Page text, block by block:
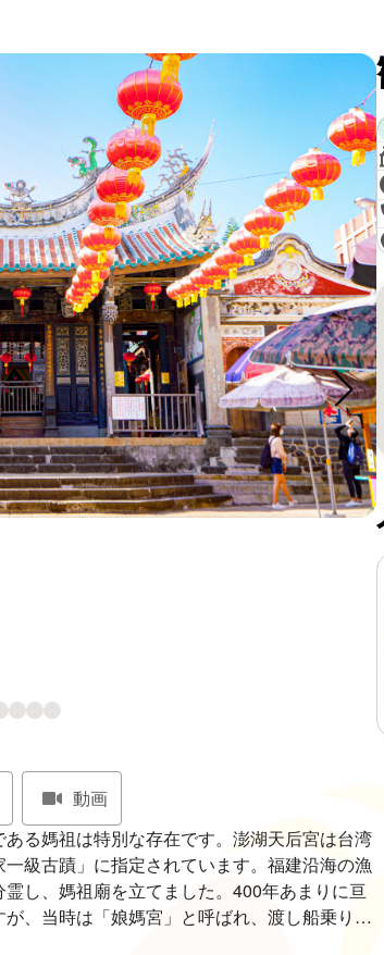
動画
る媽祖は特別な存在です。澎湖天后宮は台湾
級古蹟」に指定されています。福建沿海の漁
し、媽祖廟を立てました。400年あまりに亘
、当時は「娘媽宮」と呼ばれ、渡し船乗り場